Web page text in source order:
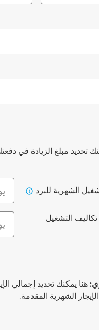
تحديد مبلغ الزيادة في
الشهرية للبرد تشمل
وصيانة
التشغيل
المياه الساخنة
هنا يمكنك تحديد إجمالي
الشهرية المقدمة.